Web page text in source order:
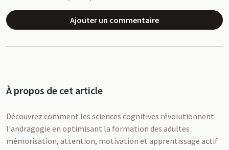
Ajouter un commentaire
À propos de cet article
Découvrez comment les sciences cognitives révolutionnent
l'andragogie en optimisant la formation des adultes :
mémorisation, attention, motivation et apprentissage actif